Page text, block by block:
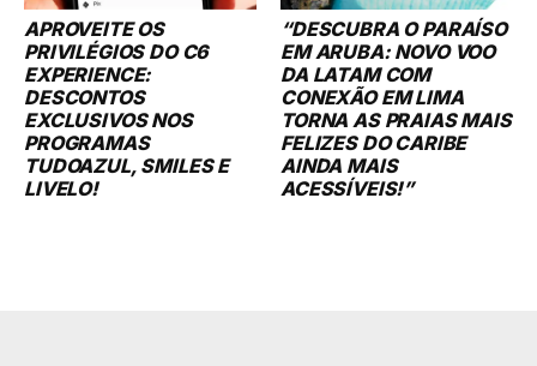
APROVEITE OS
PRIVILÉGIOS DO C6
EXPERIENCE:
DESCONTOS
EXCLUSIVOS NOS
PROGRAMAS
TUDOAZUL, SMILES E
LIVELO!
“DESCUBRA O PARAÍSO
EM ARUBA: NOVO VOO
DA LATAM COM
CONEXÃO EM LIMA
TORNA AS PRAIAS MAIS
FELIZES DO CARIBE
AINDA MAIS
ACESSÍVEIS!”